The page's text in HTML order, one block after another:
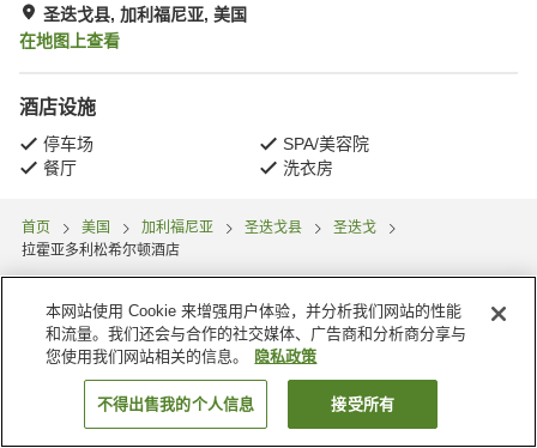
圣迭戈县, 加利福尼亚, 美国
在地图上查看
酒店设施
停车场
SPA/美容院
餐厅
洗衣房
首页 美国 加利福尼亚 圣迭戈县
圣迭戈
拉霍亚多利松希尔顿酒店
搜索客房
本网站使用 Cookie 来增强用户体验，并分析我们网站的性能
和流量。我们还会与合作的社交媒体、广告商和分析商分享与
您使用我们网站相关的信息。
隐私政策
不得出售我的个人信息 接受所有